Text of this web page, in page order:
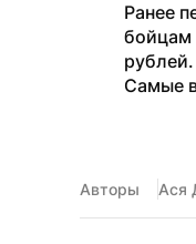
Ранее
бойцам
рублей.
Самые
Авторы Ася